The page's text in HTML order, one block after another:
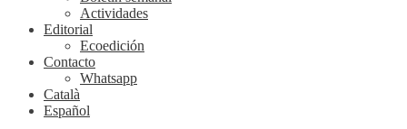
Actividades
Editorial
Ecoedición
Contacto
Whatsapp
Català
Español